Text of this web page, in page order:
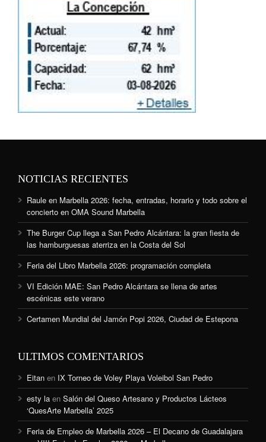
NOTICIAS RECIENTES
Raule en Marbella 2026: fecha, entradas, horario y todo sobre el
concierto en OMA Sound Marbella
The Burger Cup llega a San Pedro Alcántara: la gran fiesta de
las hamburguesas aterriza en la Costa del Sol
Feria del Libro Marbella 2026: programación completa
VI Edición MAE: San Pedro Alcántara se llena de artes
escénicas este verano
Certamen Mundial del Jamón Popi 2026, Ciudad de Estepona
ULTIMOS COMENTARIOS
Eitan en IX Torneo de Voley Playa Voleibol San Pedro
esty la en Salón del Queso Artesano y Productos Lácteos
‘QuesArte Marbella’ 2025
Feria de Empleo de Marbella 2026 – El Decano de Guadalajara